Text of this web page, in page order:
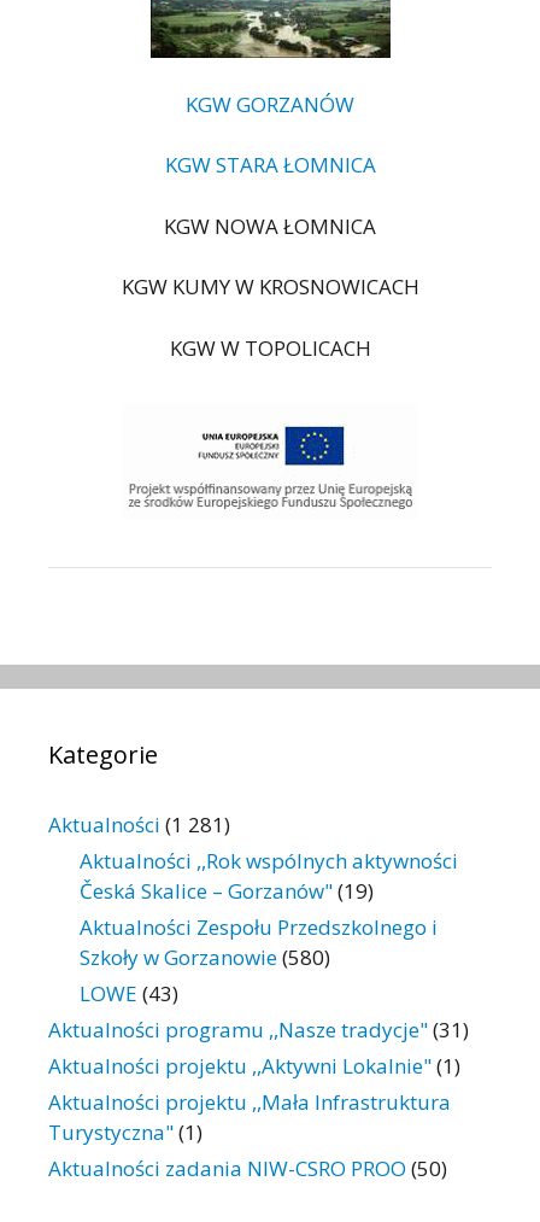
KGW GORZANÓW
KGW STARA ŁOMNICA
KGW NOWA ŁOMNICA
KGW KUMY W KROSNOWICACH
KGW W TOPOLICACH
Kategorie
Aktualności (1 281)
Aktualności ,,Rok wspólnych aktywności
Česká Skalice – Gorzanów"(19)
Aktualności Zespołu Przedszkolnego i
Szkoły w Gorzanowie(580)
LOWE (43)
Aktualności programu ,,Nasze tradycje"(31)
Aktualności projektu ,,Aktywni Lokalnie"(1)
Aktualności projektu ,,Mała Infrastruktura
Turystyczna"(1)
Aktualności zadania NIW-CSRO PROO (50)